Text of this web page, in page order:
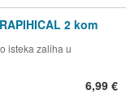
2 kom
isteka zaliha u
6,99 €